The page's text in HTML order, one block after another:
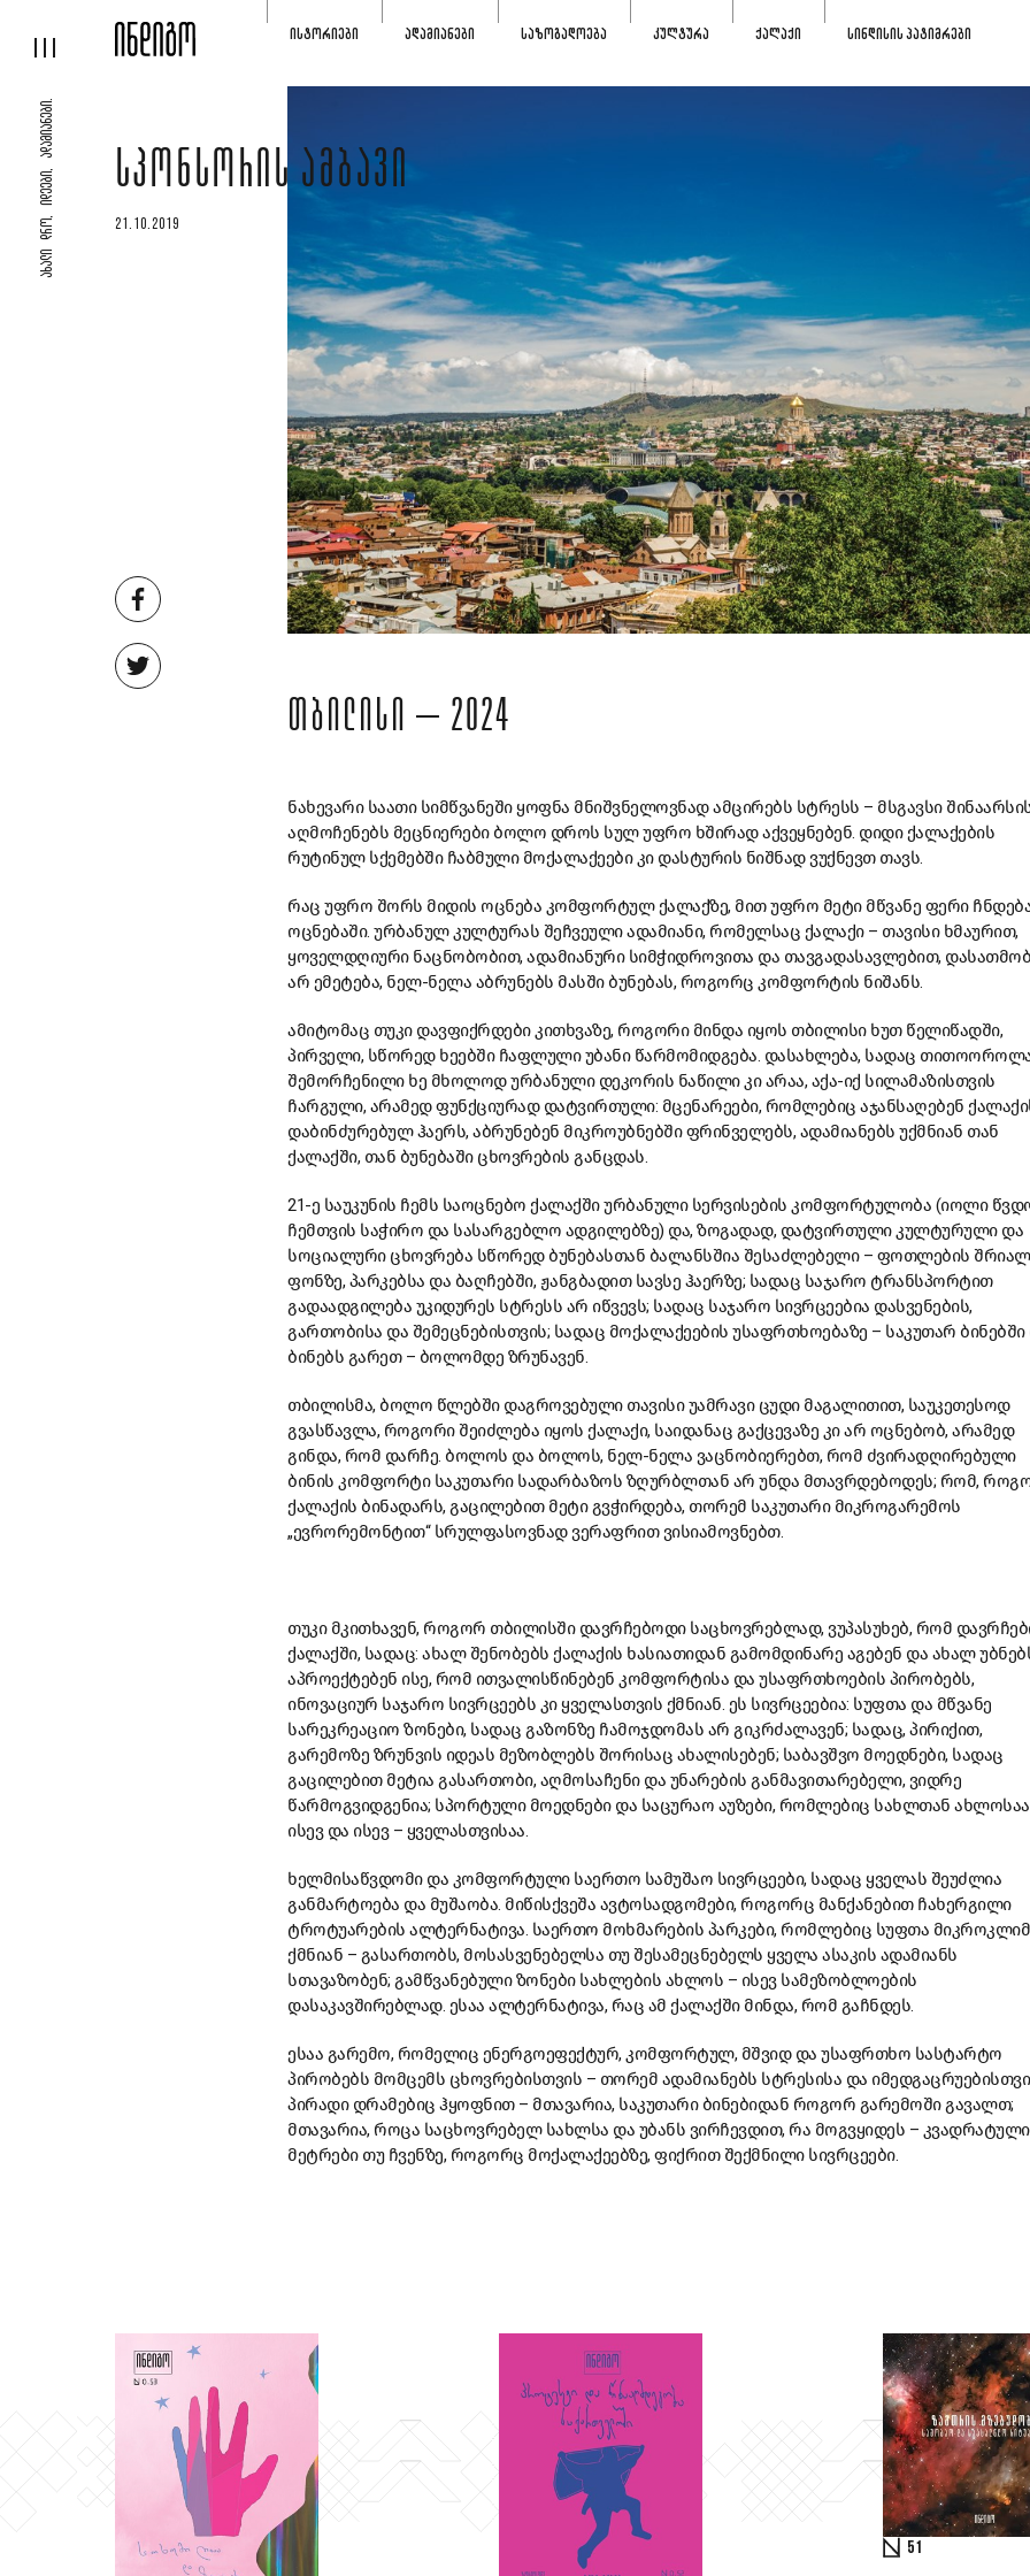
ᲐᲮᲐᲚᲘ ᲓᲠᲝ, ᲘᲓᲔᲔᲑᲘ, ᲐᲓᲐᲛᲘᲐᲜᲔᲑᲘ.
ᲘᲡᲢᲝᲠᲘᲔᲑᲘ ᲐᲓᲐᲛᲘᲐᲜᲔᲑᲘ ᲡᲐᲖᲝᲒᲐᲓᲝᲔᲑᲐ ᲙᲣᲚᲢᲣᲠᲐ ᲥᲐᲚᲐᲥᲘ ᲡᲘᲜᲓᲘᲡᲘᲡ ᲞᲐᲢᲘᲛᲠᲔᲑᲘ
ᲡᲞᲝᲜᲡᲝᲠᲘᲡ ᲐᲛᲑᲐᲕᲘ
21.10.2019
ᲗᲑᲘᲚᲘᲡᲘ – 2024
ნახევარი საათი სიმწვანეში ყოფნა მნიშვნელოვნად ამცირებს სტრესს – მსგავსი
აღმოჩენებს მეცნიერები ბოლო დროს სულ უფრო ხშირად აქვეყნებენ. დიდი ქალაქების
რუტინულ სქემებში ჩაბმული მოქალაქეები კი დასტურის ნიშნად ვუქნევთ თავს.
რაც უფრო შორს მიდის ოცნება კომფორტულ ქალაქზე, მით უფრო მეტი მწვანე ფერი
ოცნებაში. ურბანულ კულტურას შეჩვეული ადამიანი, რომელსაც ქალაქი – თავისი ხმაურით,
ყოველდღიური ნაცნობობით, ადამიანური სიმჭიდროვითა და თავგადასავლებით,
არ ემეტება, ნელ-ნელა აბრუნებს მასში ბუნებას, როგორც კომფორტის ნიშანს.
ამიტომაც თუკი დავფიქრდები კითხვაზე, როგორი მინდა იყოს თბილისი ხუთ წელიწადში,
პირველი, სწორედ ხეებში ჩაფლული უბანი წარმომიდგება. დასახლება, სადაც
შემორჩენილი ხე მხოლოდ ურბანული დეკორის ნაწილი კი არაა, აქა-იქ სილამაზისთვის
ჩარგული, არამედ ფუნქციურად დატვირთული: მცენარეები, რომლებიც აჯანსაღებენ
დაბინძურებულ ჰაერს, აბრუნებენ მიკროუბნებში ფრინველებს, ადამიანებს უქმნიან თან
ქალაქში, თან ბუნებაში ცხოვრების განცდას.
21-ე საუკუნის ჩემს საოცნებო ქალაქში ურბანული სერვისების კომფორტულობა (იოლი
ჩემთვის საჭირო და სასარგებლო ადგილებზე) და, ზოგადად, დატვირთული კულტურული და
სოციალური ცხოვრება სწორედ ბუნებასთან ბალანსშია შესაძლებელი – ფოთლების
ფონზე, პარკებსა და ბაღჩებში, ჟანგბადით სავსე ჰაერზე; სადაც საჯარო ტრანსპორტით
გადაადგილება უკიდურეს სტრესს არ იწვევს; სადაც საჯარო სივრცეებია დასვენების,
გართობისა და შემეცნებისთვის; სადაც მოქალაქეების უსაფრთხოებაზე – საკუთარ ბინებში
ბინებს გარეთ – ბოლომდე ზრუნავენ.
თბილისმა, ბოლო წლებში დაგროვებული თავისი უამრავი ცუდი მაგალითით, საუკეთესოდ
გვასწავლა, როგორი შეიძლება იყოს ქალაქი, საიდანაც გაქცევაზე კი არ ოცნებობ, არამედ
გინდა, რომ დარჩე. ბოლოს და ბოლოს, ნელ-ნელა ვაცნობიერებთ, რომ ძვირადღირებული
ბინის კომფორტი საკუთარი სადარბაზოს ზღურბლთან არ უნდა მთავრდებოდეს; რომ,
ქალაქის ბინადარს, გაცილებით მეტი გვჭირდება, თორემ საკუთარი მიკროგარემოს
„ევრორემონტით“ სრულფასოვნად ვერაფრით ვისიამოვნებთ.
თუკი მკითხავენ, როგორ თბილისში დავრჩებოდი საცხოვრებლად, ვუპასუხებ, რომ
ქალაქში, სადაც: ახალ შენობებს ქალაქის ხასიათიდან გამომდინარე აგებენ და ახალ
აპროექტებენ ისე, რომ ითვალისწინებენ კომფორტისა და უსაფრთხოების პირობებს,
ინოვაციურ საჯარო სივრცეებს კი ყველასთვის ქმნიან. ეს სივრცეებია: სუფთა და მწვანე
სარეკრეაციო ზონები, სადაც გაზონზე ჩამოჯდომას არ გიკრძალავენ; სადაც, პირიქით,
გარემოზე ზრუნვის იდეას მეზობლებს შორისაც ახალისებენ; საბავშვო მოედნები, სადაც
გაცილებით მეტია გასართობი, აღმოსაჩენი და უნარების განმავითარებელი, ვიდრე
წარმოგვიდგენია; სპორტული მოედნები და საცურაო აუზები, რომლებიც სახლთან
ისევ და ისევ – ყველასთვისაა.
ხელმისაწვდომი და კომფორტული საერთო სამუშაო სივრცეები, სადაც ყველას შეუძლია
განმარტოება და მუშაობა. მიწისქვეშა ავტოსადგომები, როგორც მანქანებით ჩახერგილი
ტროტუარების ალტერნატივა. საერთო მოხმარების პარკები, რომლებიც სუფთა
ქმნიან – გასართობს, მოსასვენებელსა თუ შესამეცნებელს ყველა ასაკის ადამიანს
სთავაზობენ; გამწვანებული ზონები სახლების ახლოს – ისევ სამეზობლოების
დასაკავშირებლად. ესაა ალტერნატივა, რაც ამ ქალაქში მინდა, რომ გაჩნდეს.
ესაა გარემო, რომელიც ენერგოეფექტურ, კომფორტულ, მშვიდ და უსაფრთხო სასტარტო
პირობებს მომცემს ცხოვრებისთვის – თორემ ადამიანებს სტრესისა და
პირადი დრამებიც ჰყოფნით – მთავარია, საკუთარი ბინებიდან როგორ გარემოში გავალთ;
მთავარია, როცა საცხოვრებელ სახლსა და უბანს ვირჩევდით, რა მოგვყიდეს – კვადრატული
მეტრები თუ ჩვენზე, როგორც მოქალაქეებზე, ფიქრით შექმნილი სივრცეები.
51